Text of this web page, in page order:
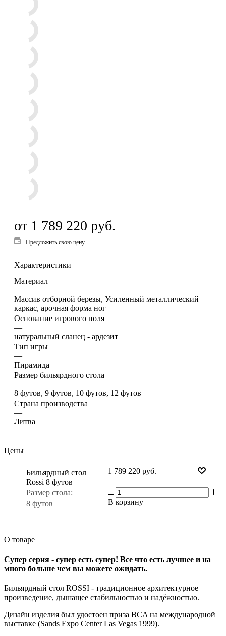
от 1 789 220 руб.
Предложить свою цену
Характеристики
Материал
—
Массив отборной березы, Усиленный металлический
каркас, арочная форма ног
Основание игрового поля
—
натуральный сланец - ардезит
Тип игры
—
Пирамида
Размер бильярдного стола
—
8 футов, 9 футов, 10 футов, 12 футов
Страна производства
—
Литва
Цены
Бильярдный стол
Rossi 8 футов
Размер стола:
8 футов
1 789 220 руб.
В корзину
О товаре
Супер серия - супер есть супер! Все что есть лучшее и на
много больше чем вы можете ожидать.
Бильярдный стол ROSSI - традиционное архитектурное
произведение, дышащее стабильностью и надёжностью.
Дизайн изделия был удостоен приза BCA на международной
выставке (Sands Expo Center Las Vegas 1999).